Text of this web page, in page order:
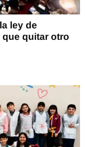
ley de
quitar otro